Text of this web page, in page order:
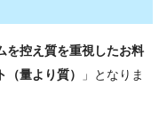
を控え質を重視したお料
量より質）
」となりま